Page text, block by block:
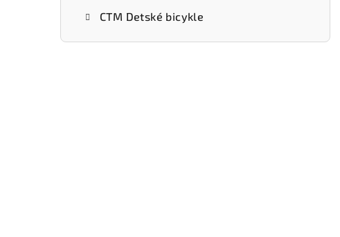
CTM Detské bicykle